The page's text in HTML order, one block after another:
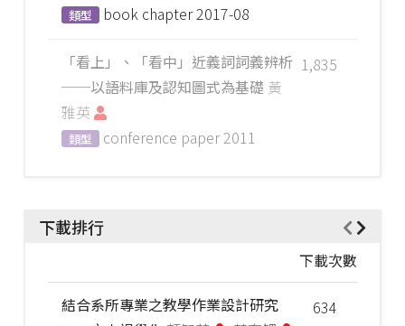
類型 book chapter2017-08
1,835
「看上」、「看中」近義詞詞義辨析
──以語料庫及認知圖式為基礎 黃
雅英
類型 conference paper2011
下載排行
下載次數
634
結合系所專業之教學作業設計研究